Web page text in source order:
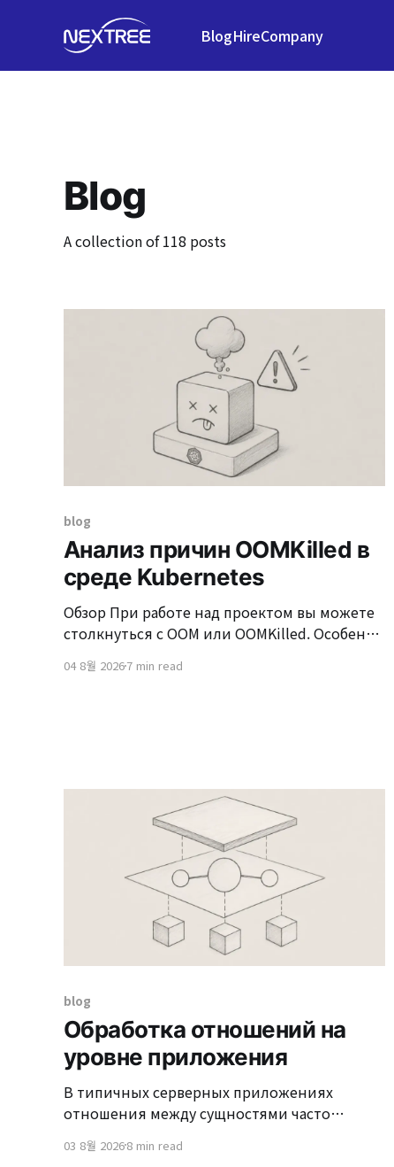
BlogHireCompany
Blog
A collection of 118 posts
blog
Анализ причин OOMKilled в
среде Kubernetes
Обзор При работе над проектом вы можете
столкнуться с OOM или OOMKilled. Особенно
ситуации, когда "Pod был перезапущен из-за
04 8월 20267 min read
blog
Обработка отношений на
уровне приложения
В типичных серверных приложениях
отношения между сущностями часто
данных и ассоциации JPA. Этот подход
03 8월 20268 min read